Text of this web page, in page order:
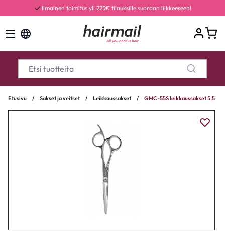
Ilmainen toimitus yli 225€ tilauksille suoraan liikkeeseen!
Etusivu / Sakset ja veitset / Leikkaussakset / GMC-55S leikkaussakset 5,5